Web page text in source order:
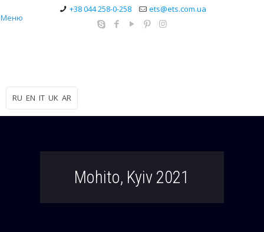
+38 044 258-0-258
ets@ets.com.ua
Меню
RU EN IT UK AR
Mohito, Kyiv 2021